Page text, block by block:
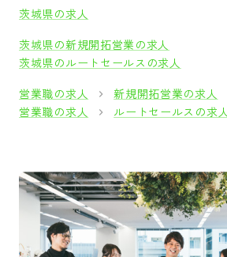
茨城県の求人
茨城県の新規開拓営業の求人
茨城県のルートセールスの求人
営業職の求人
新規開拓営業の求人
営業職の求人
ルートセールスの求人